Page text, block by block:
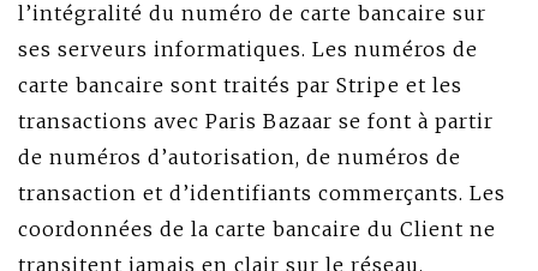
l’intégralité du numéro de carte bancaire sur
ses serveurs informatiques. Les numéros de
carte bancaire sont traités par Stripe et les
transactions avec Paris Bazaar se font à partir
de numéros d’autorisation, de numéros de
transaction et d’identifiants commerçants. Les
coordonnées de la carte bancaire du Client ne
transitent jamais en clair sur le réseau.